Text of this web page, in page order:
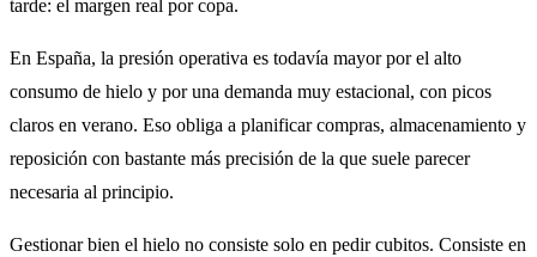
tarde: el margen real por copa.
En España, la presión operativa es todavía mayor por el alto
consumo de hielo y por una demanda muy estacional, con picos
claros en verano. Eso obliga a planificar compras, almacenamiento y
reposición con bastante más precisión de la que suele parecer
necesaria al principio.
Gestionar bien el hielo no consiste solo en pedir cubitos. Consiste en